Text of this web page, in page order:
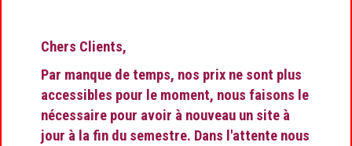
Chers Clients,
Par manque de temps, nos prix ne sont plus
accessibles pour le moment, nous faisons le
nécessaire pour avoir à nouveau un site à
jour à la fin du semestre. Dans l'attente nous